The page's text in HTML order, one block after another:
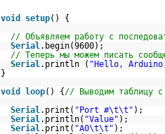
void setup() {
// Объявляем работу с
Serial.begin(9600);
// Теперь мы можем писать
Serial.println ( "Hello, Arduino
}
void loop() { // Выводим таблицу с
Serial.print( "Port #\t\t" );
Serial.println( "Value" );
Serial.print( "A0\t\t" );